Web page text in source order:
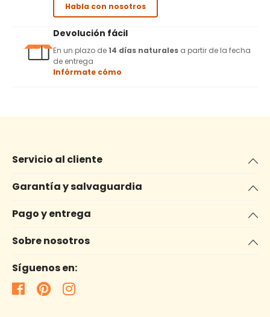
Habla con nosotros
Devolución fácil
En un plazo de14 días naturales a partir de la fecha
de entrega
Infórmate cómo
Servicio al cliente
Garantía y salvaguardia
Pago y entrega
Sobre nosotros
Síguenos en: